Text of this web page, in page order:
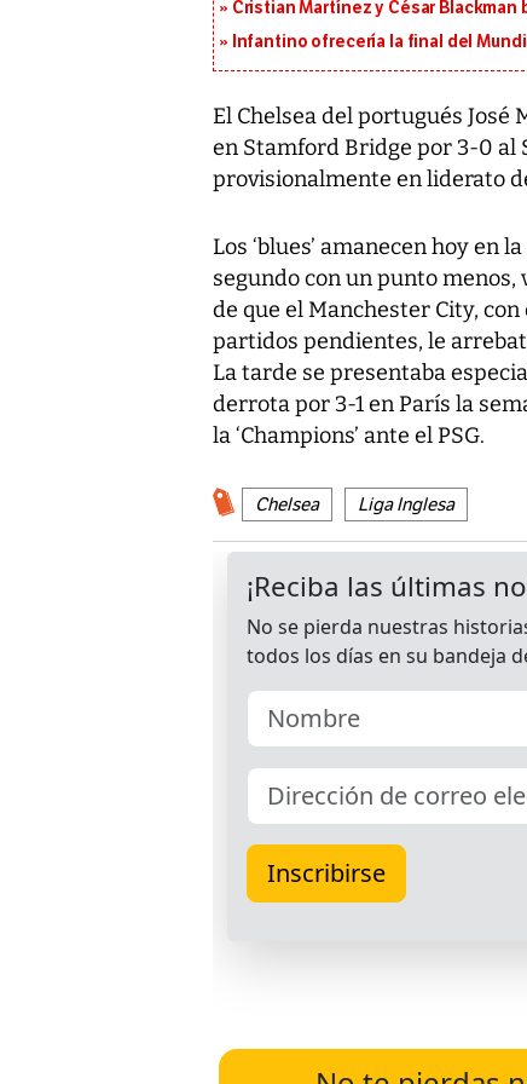
Cristian Martínez y César
Infantino ofrecería la final del
El Chelsea del portugués
en Stamford Bridge por 3-0 al
provisionalmente en liderato
Los ‘blues’ amanecen hoy en
segundo con un punto menos,
de que el Manchester City,
partidos pendientes, le
La tarde se presentaba
derrota por 3-1 en París la
la ‘Champions’ ante el PSG.
Chelsea Liga Inglesa